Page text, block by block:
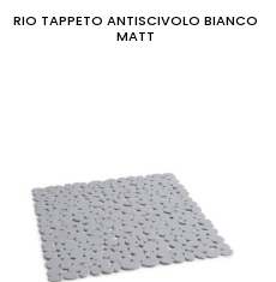
RIO TAPPETO ANTISCIVOLO BIANCO
MATT